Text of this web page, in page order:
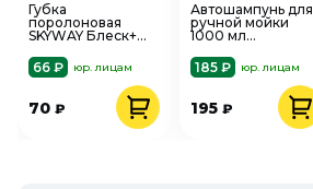
Губка
поролоновая
SKYWAY Блеск+
66 ₽
юр. лицам
70 ₽
Автошампунь для
ручной мойки
1000 мл
AVK-703
185 ₽ юр. лицам
195 ₽